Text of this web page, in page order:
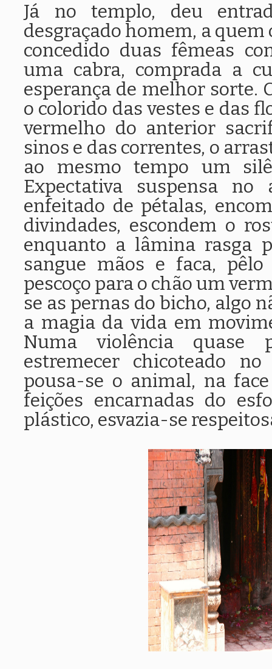
Já no templo, deu
desgraçado homem, a
concedido duas fêmeas
uma cabra, comprada a
esperança de melhor sorte.
o colorido das vestes e das
vermelho do anterior
sinos e das correntes, o
ao mesmo tempo um
Expectativa suspensa
enfeitado de pétalas,
divindades, escondem o
enquanto a lâmina rasga
sangue mãos e faca,
pescoço para o chão um
se as pernas do bicho, algo
a magia da vida em
Numa violência quase
estremecer chicoteado
pousa-se o animal, na
feições encarnadas do
plástico, esvazia-se